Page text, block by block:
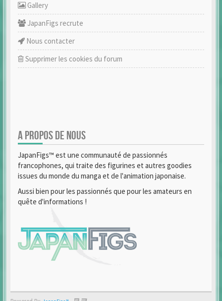
Gallery
JapanFigs recrute
Nous contacter
Supprimer les cookies du forum
A PROPOS DE NOUS
JapanFigs™ est une communauté de passionnés
francophones, qui traite des figurines et autres goodies
issues du monde du manga et de l'animation japonaise.
Aussi bien pour les passionnés que pour les amateurs en
quête d'informations !